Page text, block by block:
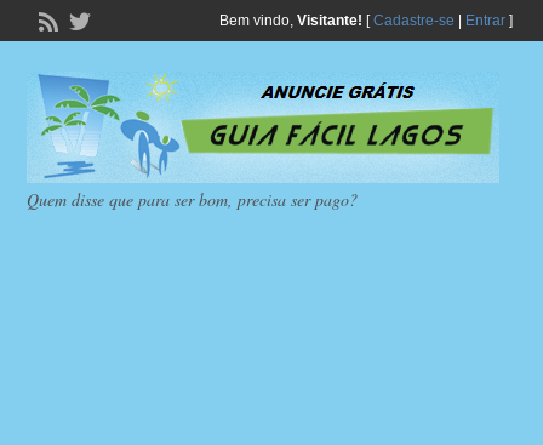
Bem vindo, Visitante! [Cadastre-se Entrar]
Quem disse que para ser bom, precisa ser pago?